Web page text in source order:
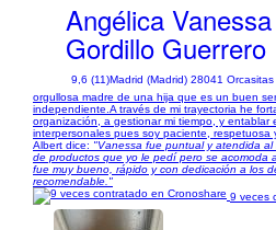
Angélica Vanessa
Gordillo Guerrero
9,6 (11)Madrid (Madrid) 28041 Orcasitas
orgullosa madre de una hija que es un buen
independiente.A través de mi trayectoria he
organización, a gestionar mi tiempo, y entablar
interpersonales pues soy paciente, respetuosa
Albert dice: "Vanessa fue puntual y atendida
de productos que yo le pedí pero se acomoda
fue muy bueno, rápido y con dedicación a los
recomendable."
9 veces